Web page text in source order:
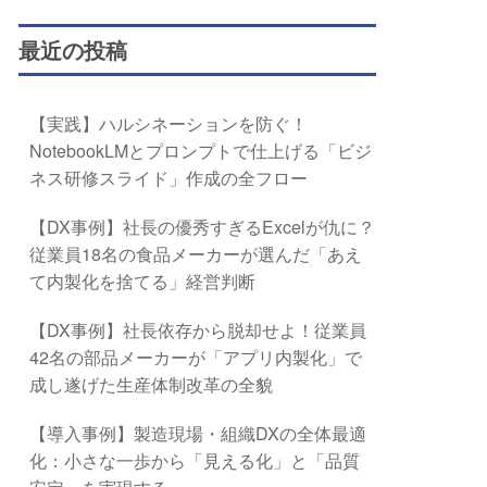
最近の投稿
【実践】ハルシネーションを防ぐ！
NotebookLMとプロンプトで仕上げる「ビジ
ネス研修スライド」作成の全フロー
【DX事例】社長の優秀すぎるExcelが仇に？
従業員18名の食品メーカーが選んだ「あえ
て内製化を捨てる」経営判断
【DX事例】社長依存から脱却せよ！従業員
42名の部品メーカーが「アプリ内製化」で
成し遂げた生産体制改革の全貌
【導入事例】製造現場・組織DXの全体最適
化：小さな一歩から「見える化」と「品質